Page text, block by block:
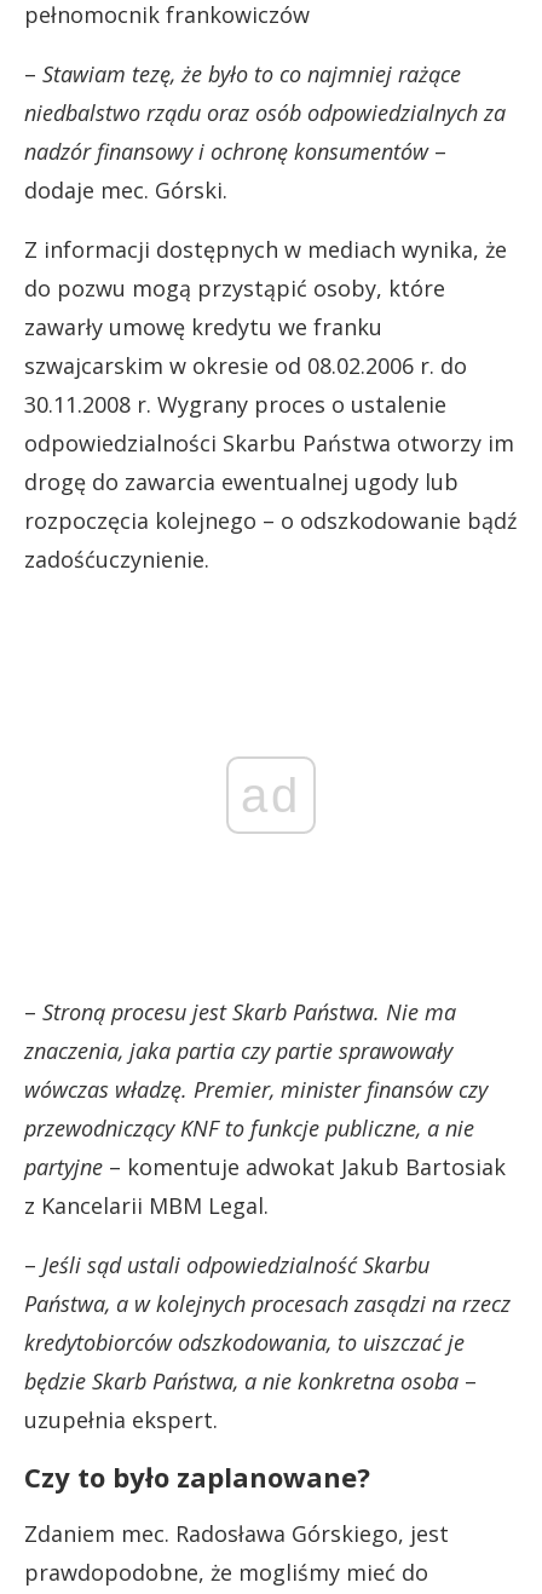
pełnomocnik frankowiczów
– Stawiam tezę, że było to co najmniej rażące
niedbalstwo rządu oraz osób odpowiedzialnych za
nadzór finansowy i ochronę konsumentów–
dodaje mec. Górski.
Z informacji dostępnych w mediach wynika, że
do pozwu mogą przystąpić osoby, które
zawarły umowę kredytu we franku
szwajcarskim w okresie od 08.02.2006 r. do
30.11.2008 r. Wygrany proces o ustalenie
odpowiedzialności Skarbu Państwa otworzy im
drogę do zawarcia ewentualnej ugody lub
rozpoczęcia kolejnego – o odszkodowanie bądź
zadośćuczynienie.
ad
– Stroną procesu jest Skarb Państwa. Nie ma
znaczenia, jaka partia czy partie sprawowały
wówczas władzę. Premier, minister finansów czy
przewodniczący KNF to funkcje publiczne, a nie
partyjne – komentuje adwokat Jakub Bartosiak
z Kancelarii MBM Legal.
– Jeśli sąd ustali odpowiedzialność Skarbu
Państwa, a w kolejnych procesach zasądzi na rzecz
kredytobiorców odszkodowania, to uiszczać je
będzie Skarb Państwa, a nie konkretna osoba –
uzupełnia ekspert.
Czy to było zaplanowane?
Zdaniem mec. Radosława Górskiego, jest
prawdopodobne, że mogliśmy mieć do